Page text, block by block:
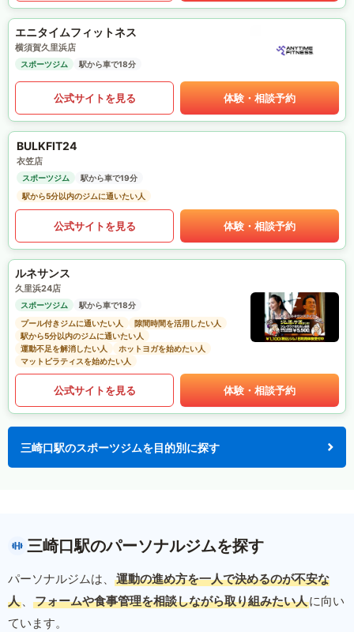
エニタイムフィットネス
横須賀久里浜店
スポーツジム 駅から車で18分
公式サイトを見る 体験・相談予約
BULKFIT24
衣笠店
スポーツジム
駅から車で19分
駅から5分以内のジムに通いたい人
公式サイトを見る 体験・相談予約
ルネサンス
久里浜24店
スポーツジム
駅から車で18分
プール付きジムに通いたい人
隙間時間を活用したい人
駅から5分以内のジムに通いたい人
運動不足を解消したい人
ホットヨガを始めたい人
マットピラティスを始めたい人
公式サイトを見る 体験・相談予約
三崎口駅のスポーツジムを目的別に探す
三崎口駅のパーソナルジムを探す
パーソナルジムは、
運動の進め方を一人で決めるのが不安な
人 、 フォームや食事管理を相談しながら取り組みたい人に向い
ています。